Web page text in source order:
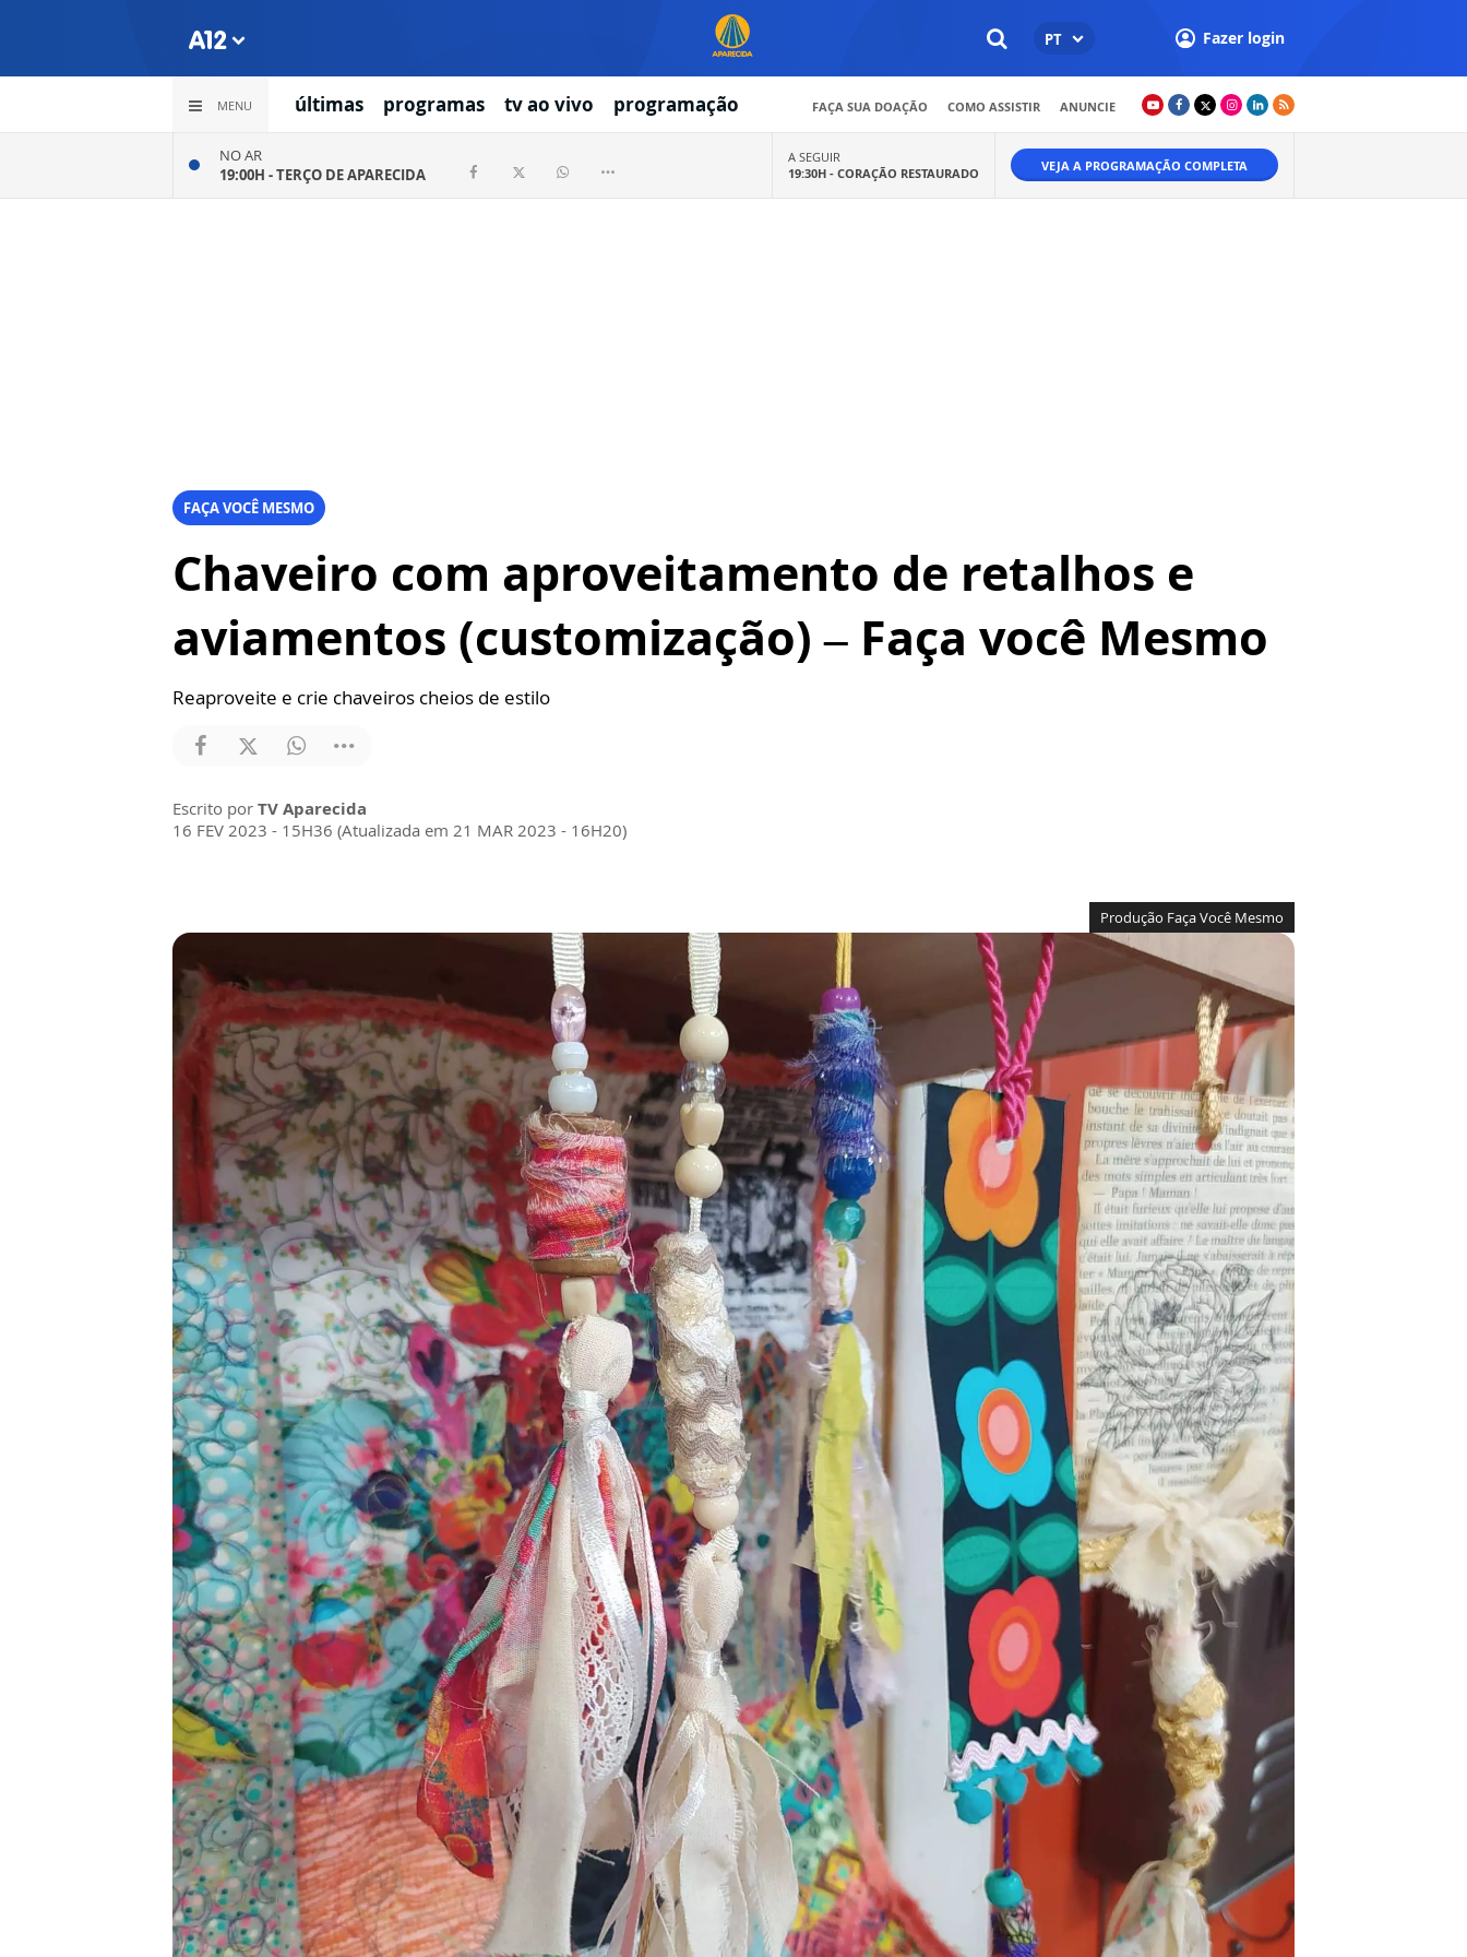
PT Fazer login
MENU últimas programas tv ao vivo programação FAÇA SUA DOAÇÃO COMO ASSISTIR ANUNCIE
NO AR
19:00H -TERÇO DE APARECIDA
A SEGUIR
19:30H - CORAÇÃO RESTAURADO VEJA A PROGRAMAÇÃO COMPLETA
FAÇA VOCÊ MESMO
Chaveiro com aproveitamento de retalhos e
aviamentos (customização) – Faça você Mesmo
Reaproveite e crie chaveiros cheios de estilo
Escrito por TV Aparecida
16 FEV 2023 - 15H36 (Atualizada em 21 MAR 2023 - 16H20)
Produção Faça Você Mesmo